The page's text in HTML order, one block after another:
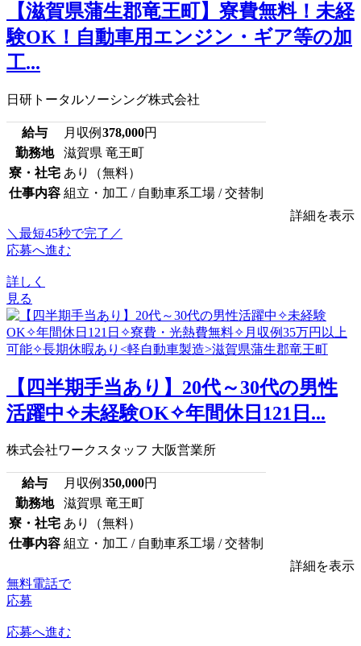
【滋賀県蒲生郡竜王町】寮費無料！未経
験OK！自動車用エンジン・ギア等の加
工...
日研トータルソーシング株式会社
給与 月収例 378,000円
勤務地
滋賀県 竜王町
寮・社宅 あり（無料）
仕事内容 組立・加工 / 自動車系工場 / 交替制
詳細を表示
＼最短45秒で完了／
応募へ進む
詳しく
見る
【四半期手当あり】20代～30代の男性
活躍中✧未経験OK✧年間休日121日...
株式会社ワークスタッフ 大阪営業所
給与 月収例 350,000円
勤務地
滋賀県 竜王町
寮・社宅 あり（無料）
仕事内容 組立・加工 / 自動車系工場 / 交替制
詳細を表示
無料電話で
応募
応募へ進む